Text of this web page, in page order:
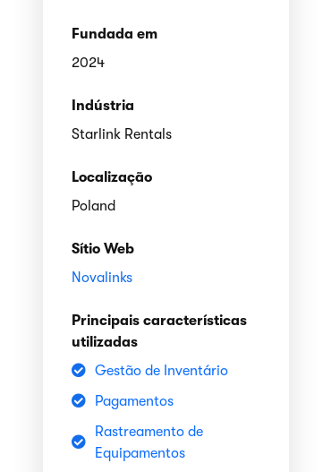
Fundada em
2024
Indústria
Starlink Rentals
Localização
Poland
Sítio Web
Novalinks
Principais características
utilizadas
Gestão de Inventário
Pagamentos
Rastreamento de
Equipamentos